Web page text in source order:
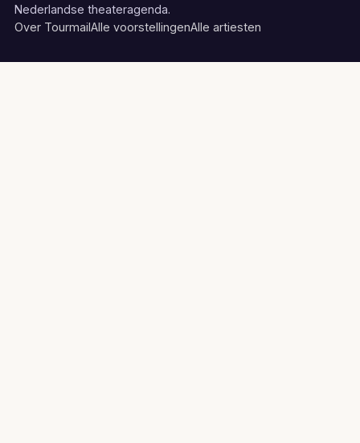
Nederlandse theateragenda.
Over TourmailAlle voorstellingenAlle artiesten